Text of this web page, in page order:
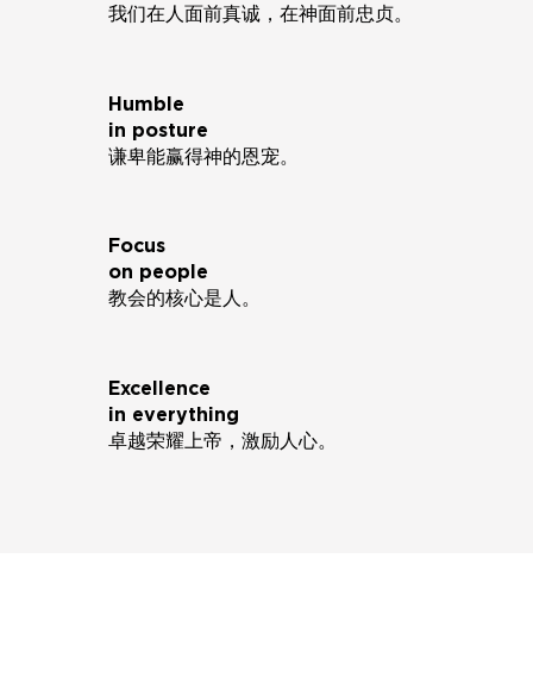
我们在人面前真诚，在神面前忠贞。
Humble
in posture
谦卑能赢得神的恩宠。
Focus
on people
教会的核心是人。
Excellence
in everything
卓越荣耀上帝，激励人心。